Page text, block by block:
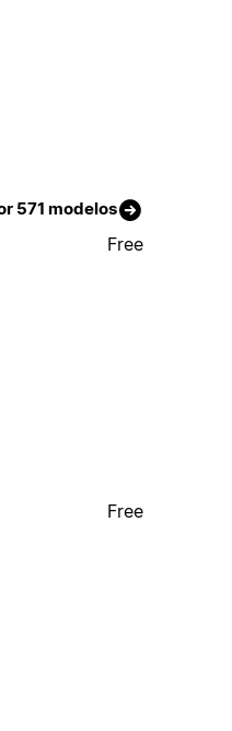
571 modelos
Free
Free